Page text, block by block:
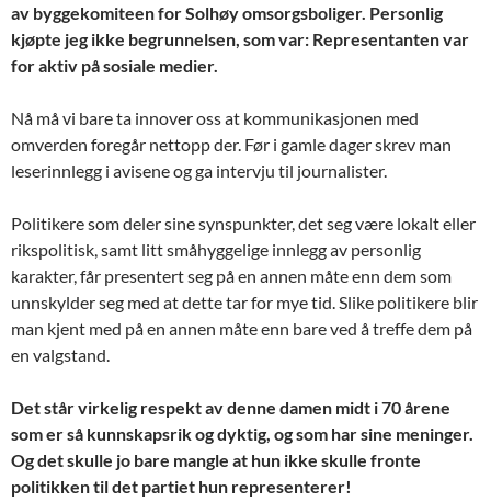
av byggekomiteen for Solhøy omsorgsboliger. Personlig
kjøpte jeg ikke begrunnelsen, som var: Representanten var
for aktiv på sosiale medier.
Nå må vi bare ta innover oss at kommunikasjonen med
omverden foregår nettopp der. Før i gamle dager skrev man
leserinnlegg i avisene og ga intervju til journalister.
Politikere som deler sine synspunkter, det seg være lokalt eller
rikspolitisk, samt litt småhyggelige innlegg av personlig
karakter, får presentert seg på en annen måte enn dem som
unnskylder seg med at dette tar for mye tid. Slike politikere blir
man kjent med på en annen måte enn bare ved å treffe dem på
en valgstand.
Det står virkelig respekt av denne damen midt i 70 årene
som er så kunnskapsrik og dyktig, og som har sine meninger.
Og det skulle jo bare mangle at hun ikke skulle fronte
politikken til det partiet hun representerer!